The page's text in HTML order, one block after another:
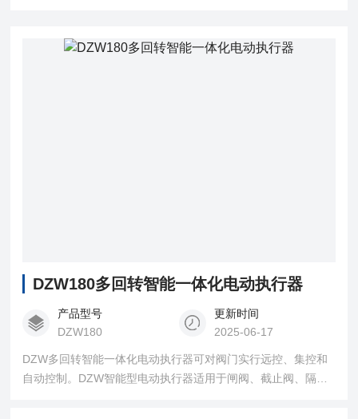
DZW180多回转智能一体化电动执行器
产品型号
DZW180
更新时间
2025-06-17
DZW多回转智能一体化电动执行器可对阀门实行远控、集控和
自动控制。DZW智能型电动执行器适用于闸阀、截止阀、隔膜